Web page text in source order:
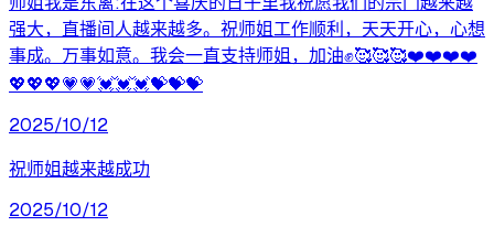
强大，直播间人越来越多。祝师姐工作顺利，天天开心，心想
事成。万事如意。我会一直支持师姐，加油✊🥰🥰🥰❤️❤️❤️❤️
💖💖💖💗💗💓💓💓💝💝💝
2025/10/12
祝师姐越来越成功
2025/10/12